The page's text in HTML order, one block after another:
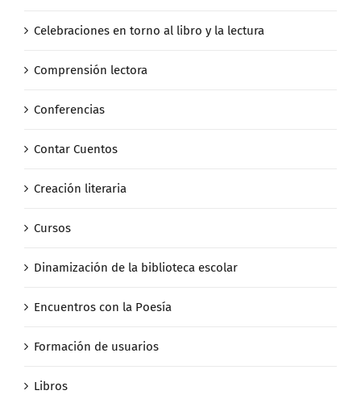
Celebraciones en torno al libro y la lectura
Comprensión lectora
Conferencias
Contar Cuentos
Creación literaria
Cursos
Dinamización de la biblioteca escolar
Encuentros con la Poesía
Formación de usuarios
Libros